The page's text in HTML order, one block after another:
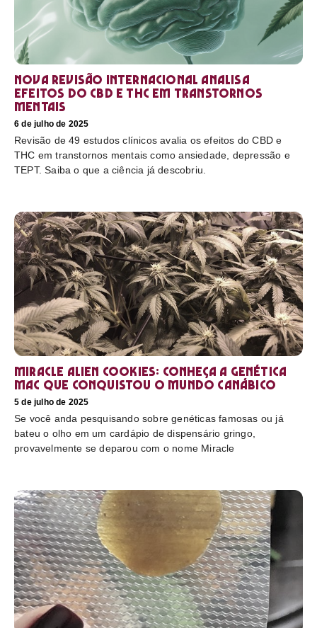
Nova revisão internacional analisa
efeitos do CBD e THC em transtornos
mentais
6 de julho de 2025
Revisão de 49 estudos clínicos avalia os efeitos do CBD e
THC em transtornos mentais como ansiedade, depressão e
TEPT. Saiba o que a ciência já descobriu.
Miracle Alien Cookies: conheça a genética
MAC que conquistou o mundo canábico
5 de julho de 2025
Se você anda pesquisando sobre genéticas famosas ou já
bateu o olho em um cardápio de dispensário gringo,
provavelmente se deparou com o nome Miracle